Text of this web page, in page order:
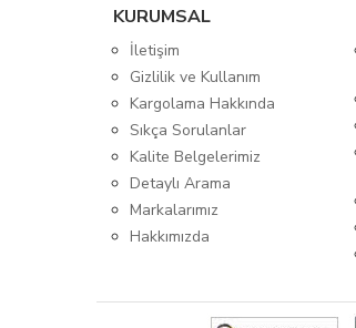
KURUMSAL
İletişim
Gizlilik ve Kullanım
Kargolama Hakkında
Sıkça Sorulanlar
Kalite Belgelerimiz
Detaylı Arama
Markalarımız
Hakkımızda